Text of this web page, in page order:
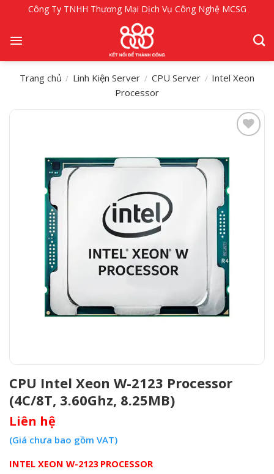
nội
Công Ty TNHH Thương Mại Dịch Vụ Công Nghệ MCSG
Trang chủ / Linh Kiện Server / CPU Server / Intel Xeon
Processor
CPU Intel Xeon W-2123 Processor
(4C/8T, 3.60Ghz, 8.25MB)
Liên hệ
(Giá chưa bao gồm VAT)
INTEL XEON W-2123 PROCESSOR